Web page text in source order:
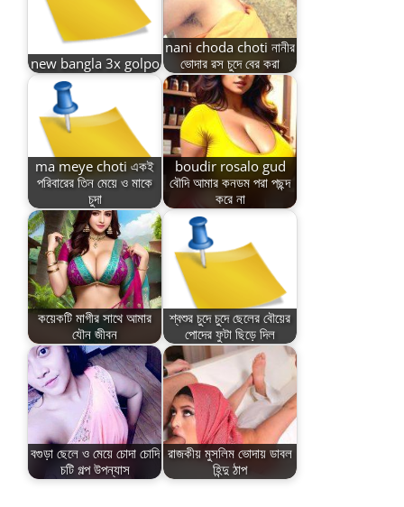
new bangla 3x golpo
nani choda choti নানীর
ভোদার রস চুদে বের করা
ma meye choti একই
পরিবারের তিন মেয়ে ও মাকে
চুদা
boudir rosalo gud
বৌদি আমার কনডম পরা পছন্দ
করে না
কয়েকটি মাগীর সাথে আমার
যৌন জীবন
শ্বশুর চুদে চুদে ছেলের বৌয়ের
পোদের ফুটা ছিড়ে দিল
বগুড়া ছেলে ও মেয়ে চোদা চোদি
চটি গল্প উপন্যাস
রাজকীয় মুসলিম ভোদায় ডাবল
হিন্দু ঠাপ